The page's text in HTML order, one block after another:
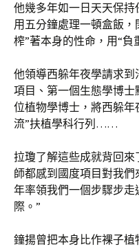
他幾多年如一日天天保持
用五分鐘處理一頓盒飯
榨”著本身的性命，用“負
他領導西躲年夜學請求
項目、第一個生態學博
位植物學博士，將西躲
流”扶植學科行列……
拉瓊了解這些成就背回
師都感到國度項目對我們
年率領我們一個步驟步走
際。”
鐘揚曾把本身比作裸子植